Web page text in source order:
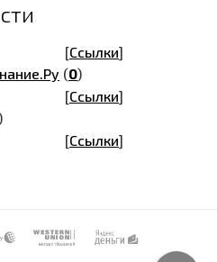
[Ссылки]
(0)
[Ссылки]
[Ссылки]